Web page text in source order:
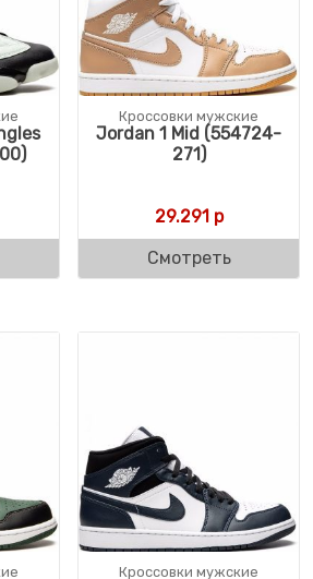
Кроссовки мужские
Jordan 1 Mid (554724-
271)
29.291р
Смотреть
Кроссовки мужские